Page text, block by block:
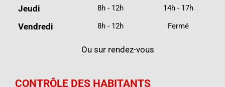
Jeudi 8h - 12h 14h - 17h
Vendredi 8h - 12h Fermé
Ou sur rendez-vous
CONTRÔLE DES HABITANTS